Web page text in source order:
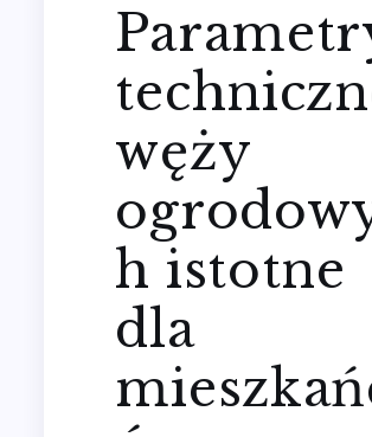
węży
h istotne
dla